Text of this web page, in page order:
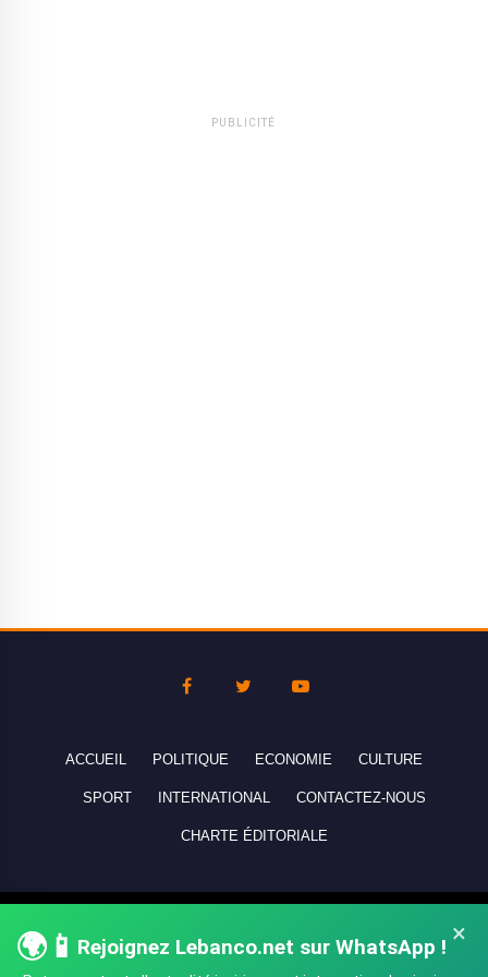
PUBLICITÉ
×
🌍📱 Rejoignez Lebanco.net sur WhatsApp !
ACCUEIL POLITIQUE ECONOMIE CULTURE
SPORT INTERNATIONAL CONTACTEZ-NOUS
CHARTE ÉDITORIALE
réservés - All rights reserved.